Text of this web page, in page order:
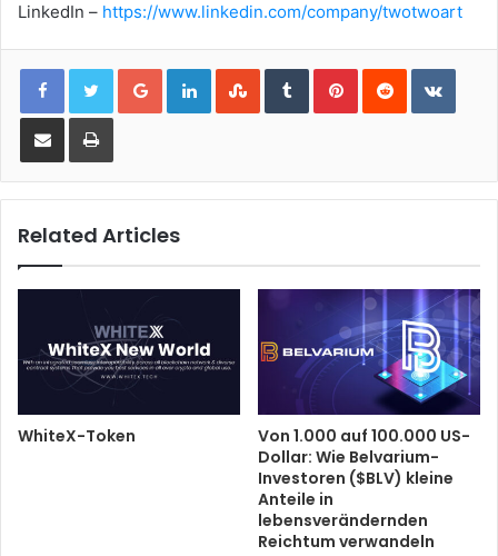
LinkedIn – https://www.linkedin.com/company/twotwoart
Google+LinkedInStumbleUpon
TumblrPinterestReddit
Share via Email Print
Related Articles
WhiteX-Token
Von 1.000 auf 100.000 US-
Dollar: Wie Belvarium-
Investoren ($BLV) kleine
Anteile in
lebensverändernden
Reichtum verwandeln